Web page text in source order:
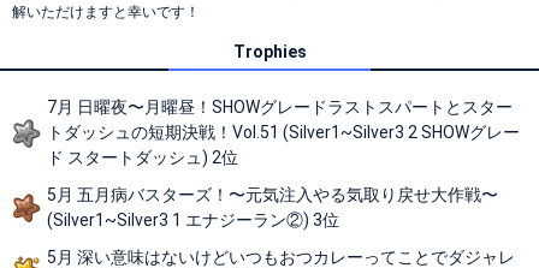
解いただけますと幸いです！
Trophies
7月 日曜夜〜月曜昼！SHOWグレードラストスパートとスター
トダッシュの短期決戦！Vol.51 (Silver1~Silver3 2 SHOWグレー
ド スタートダッシュ) 2位
5月 五月病バスターズ！〜元気注入やる気取り戻せ大作戦〜
(Silver1~Silver3 1 エナジーラン②) 3位
5月 深い意味はないけどいつもおつカレーってことでダジャレ